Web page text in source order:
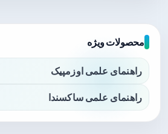
محصولات ویژه
راهنمای علمی اوزمپیک
راهنمای علمی ساکسندا